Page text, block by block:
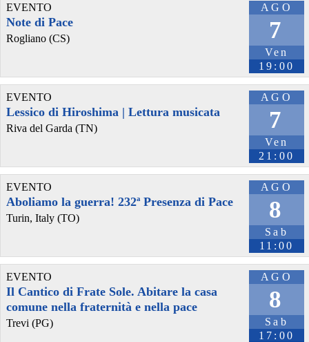
macerie di
e nelle piazze italiane come una presenza
ostinata, una voce che non si è lasciata spegnere nella notte tra il
14 e il #15aprile 2011."
#RestiamoUmani #Vik
@radiondadurto - 14/4/2026 22:11
VITTORIO “VIK” ARRIGONI: A 15 ANNI DALLA MORTE, TANTE
AGO
7
Ven
19:00
EVENTO
Note di Pace
Rogliano (CS)
AGO
7
Ven
21:00
EVENTO
Lessico di Hiroshima | Lettura musicata
Riva del Garda (TN)
AGO
8
Sab
11:00
EVENTO
Aboliamo la guerra! 232ª Presenza di Pace
Turin, Italy (TO)
AGO
8
Sab
17:00
EVENTO
Il Cantico di Frate Sole. Abitare la casa
comune nella fraternità e nella pace
Trevi (PG)